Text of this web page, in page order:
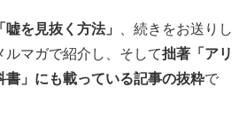
「嘘を見抜く方法」
、続きをお送りし
ルマガで紹介し、そして拙著「アリ
書」にも載っている記事の抜粋で